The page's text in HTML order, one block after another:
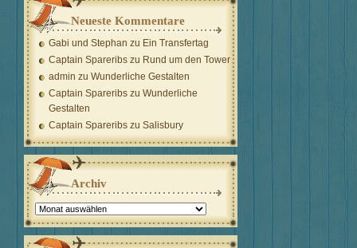
Neueste Kommentare
Gabi und Stephan zu Ein Transfertag
Captain Spareribs zu Rund um den Tower
admin zu Wunderliche Gestalten
Captain Spareribs zu Wunderliche
Gestalten
Captain Spareribs zu Salisbury
Archiv
Archiv